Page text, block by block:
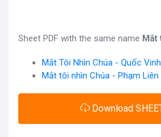
Sheet PDF with the same name Mắt
Mắt Tôi Nhìn Chúa - Quốc Vinh
Mắt tôi nhìn Chúa - Phạm Liên
Download